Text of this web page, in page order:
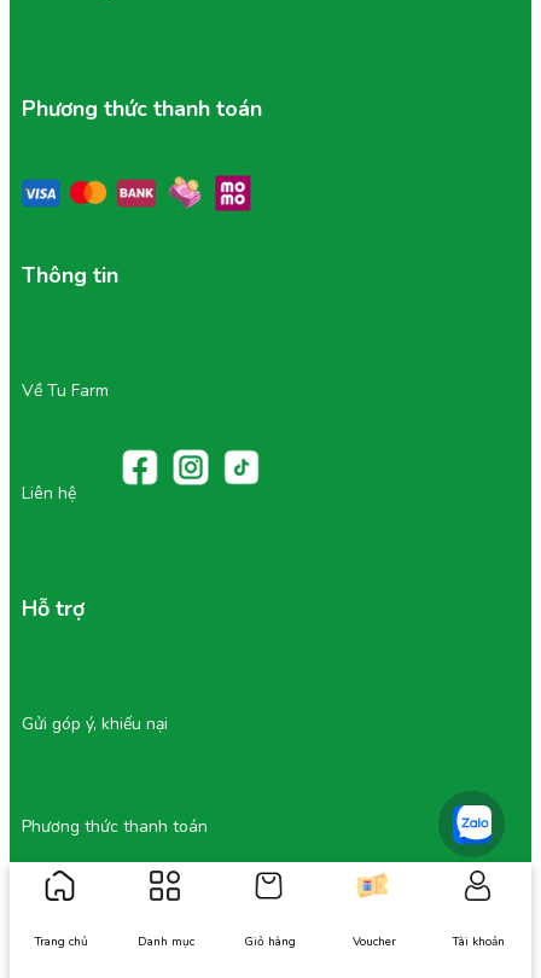
Phương thức thanh toán
Thông tin
Về Tu Farm
Liên hệ
Hỗ trợ
Tài khoản
Phương thức thanh toán
Gửi góp ý, khiếu nại
Trang chủ Danh mục Giỏ hàng Voucher Tài khoản